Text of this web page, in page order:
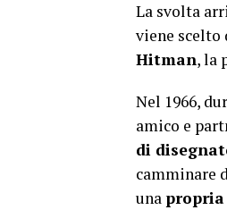
La svolta
viene scelto
Hitman, la
Nel 1966,
amico e
di
camminare
una